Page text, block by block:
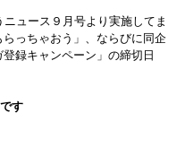
ュース９月号より実施してま
っちゃおう」、ならびに同企
録キャンペーン」の締切日
す